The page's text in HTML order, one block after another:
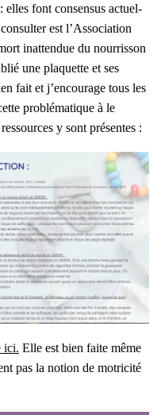
elles font consen­sus actuel­
est l’Association
inat­ten­due du nour­ris­son
une pla­quette et ses
fait et j’encourage tous les
pro­blé­ma­tique à le
y sont pré­sentes :
ici. Elle est bien faite même
pas la notion de motri­ci­té